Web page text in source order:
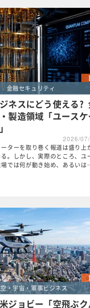
クリア
金融セキュリティ
ネスにどう使える?
製造領域「ユースケ
2026/
ターを取り巻く報道は盛り上
。しかし、実際のところ、ユ
では何が動き始め、あるい
・宇宙・軍事ビジネス
ジョビー「空飛ぶ